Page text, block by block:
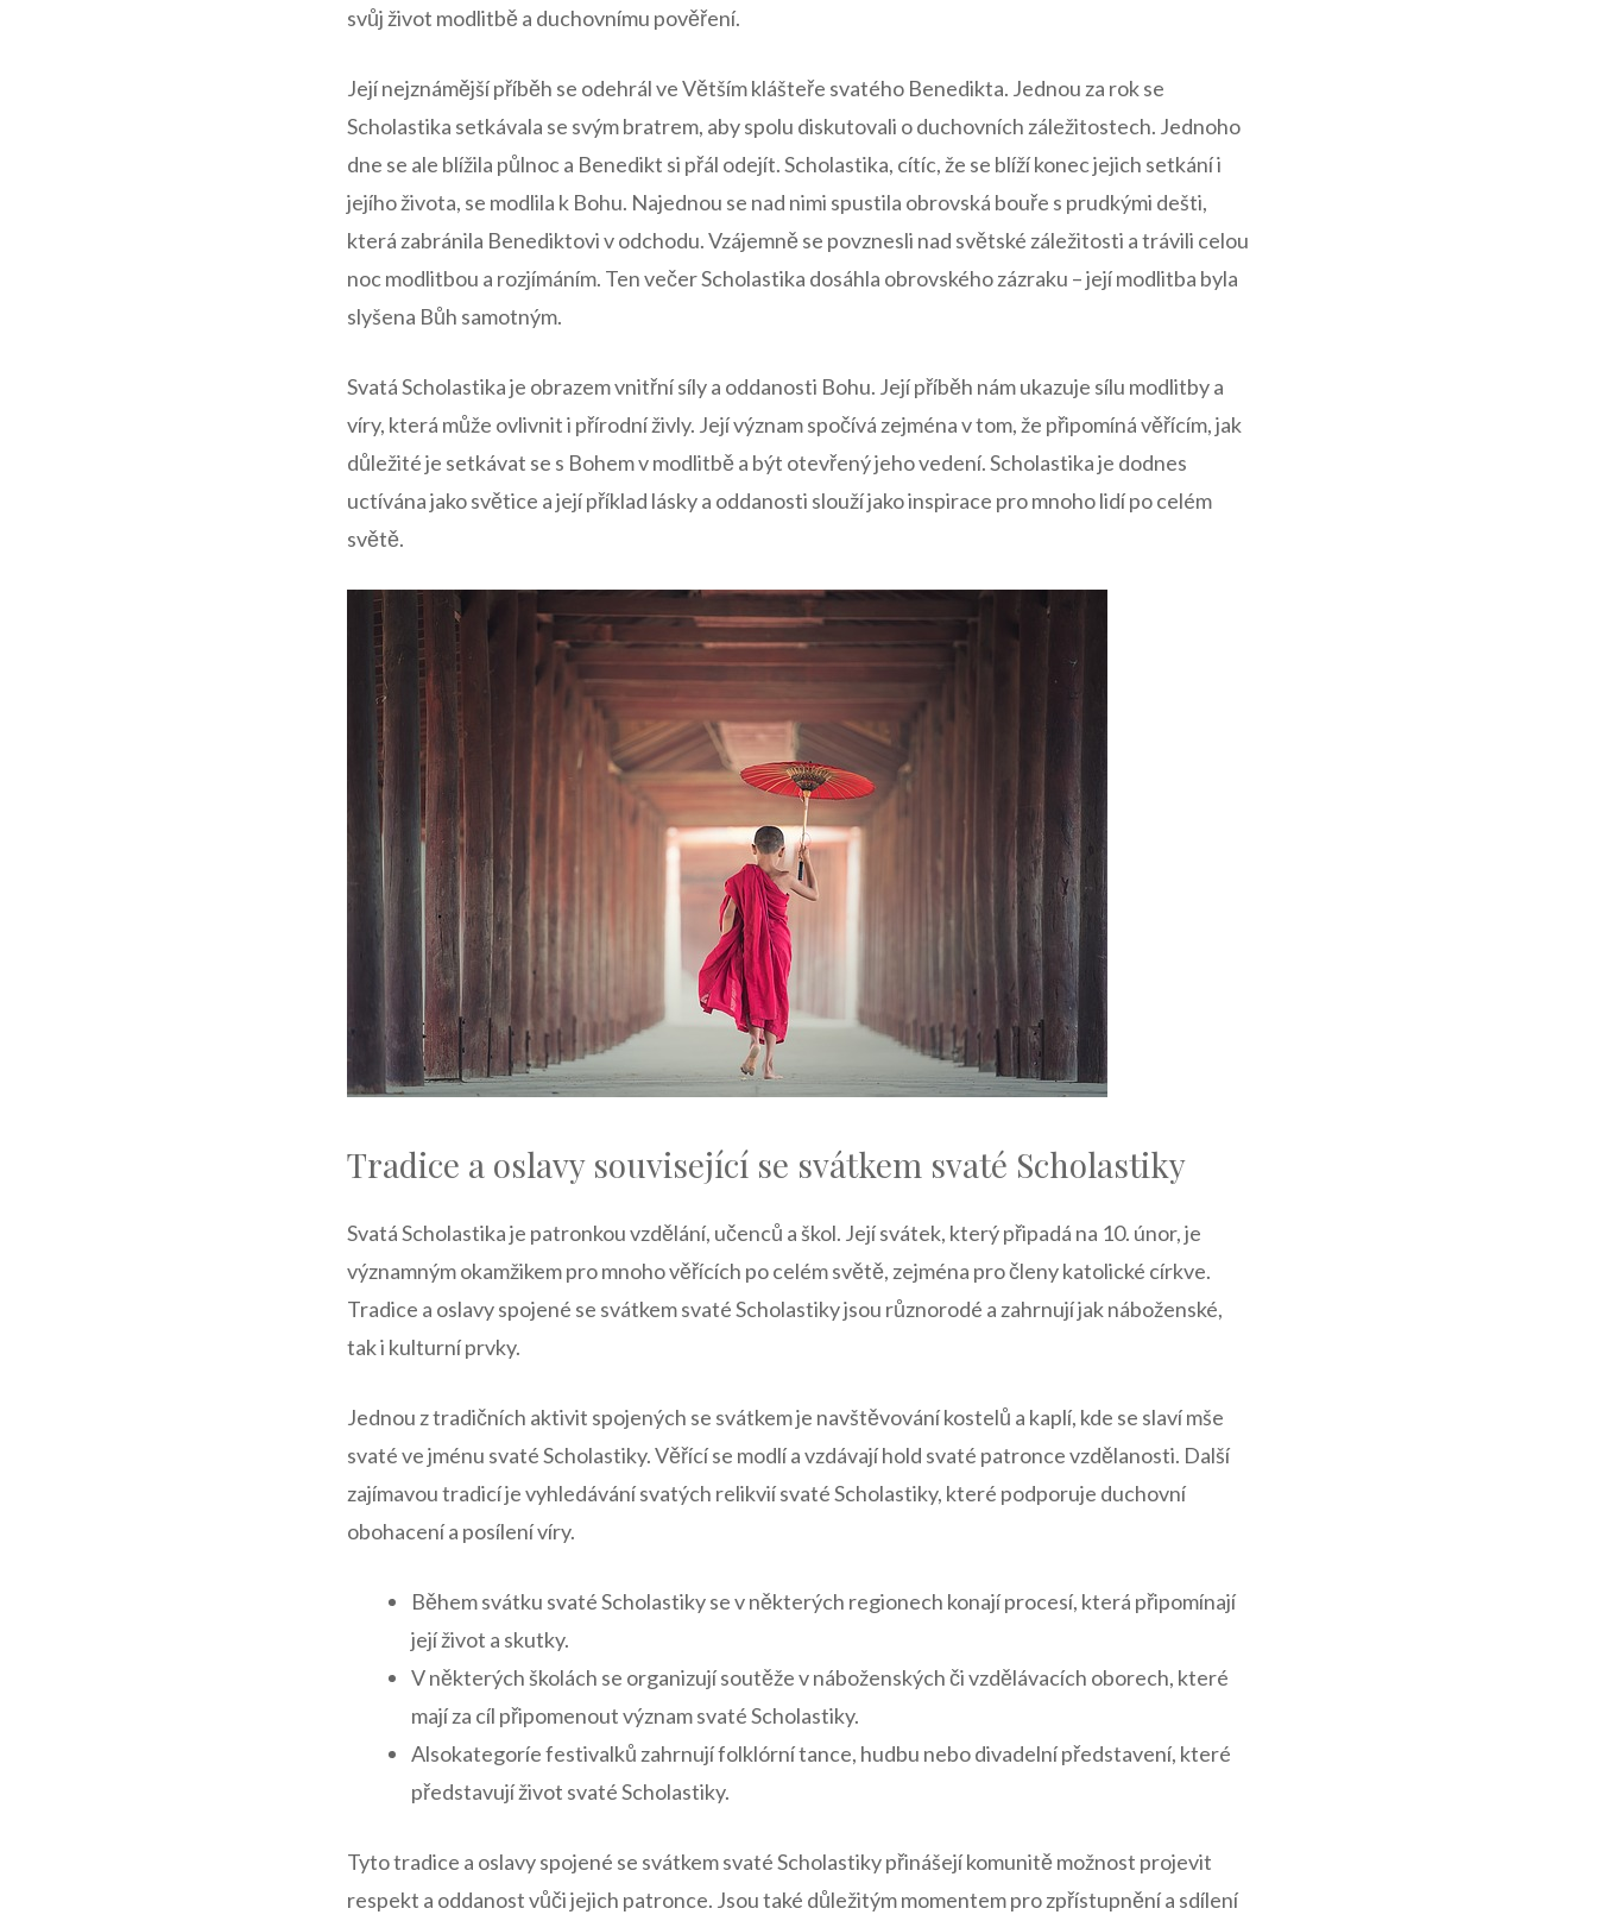
svůj život modlitbě ‍a duchovnímu pověření.
Její nejznámější příběh se odehrál ve Větším klášteře svatého⁢ Benedikta. ⁤Jednou za rok ⁣se
Scholastika ‌setkávala⁣ se‌ svým bratrem, aby spolu diskutovali o duchovních záležitostech. Jednoho
dne​ se​ ale blížila⁤ půlnoc a ​Benedikt si přál​ odejít. Scholastika, cítíc, že se blíží konec ​jejich ⁤setkání i
jejího ⁢života, se modlila k Bohu. Najednou se ⁤nad nimi ‍spustila obrovská ‍bouře s prudkými dešti,
která zabránila Benediktovi v odchodu. Vzájemně se ⁤povznesli nad světské‍ záležitosti a trávili celou
noc modlitbou a rozjímáním. Ten večer ‍Scholastika‍ dosáhla obrovského zázraku – její⁤ modlitba byla
slyšena Bůh‌ samotným.
Svatá Scholastika je obrazem vnitřní síly a​ oddanosti Bohu. Její příběh nám ​ukazuje sílu modlitby a​
víry, která může ovlivnit i přírodní ⁢živly. Její‌ význam spočívá zejména‌ v ‍tom, že připomíná věřícím, jak
důležité je setkávat se​ s Bohem v modlitbě a být ⁤otevřený jeho vedení. Scholastika je dodnes
uctívána jako světice a její příklad lásky a oddanosti ‌slouží ⁢jako inspirace‌ pro mnoho lidí po celém
světě.
Tradice a oslavy související ‍se ⁤svátkem svaté‌ Scholastiky
Svatá⁤ Scholastika⁤ je patronkou‍ vzdělání, učenců a škol. Její svátek, který připadá na 10. únor, je
významným okamžikem pro mnoho věřících​ po celém světě,‍ zejména pro členy katolické​ církve.
Tradice a oslavy spojené se svátkem svaté Scholastiky jsou různorodé ⁢a zahrnují​ jak⁣ náboženské,
tak i kulturní prvky.
Jednou​ z tradičních aktivit spojených se svátkem je navštěvování kostelů a kaplí,⁢ kde se‌ slaví mše
‌svaté ve jménu ‍svaté Scholastiky. Věřící se modlí‌ a vzdávají hold svaté patronce vzdělanosti. ​Další
zajímavou tradicí je vyhledávání svatých ‌relikvií svaté Scholastiky, které podporuje duchovní
obohacení a posílení víry.
Během svátku svaté Scholastiky se v některých regionech konají procesí,‍ která ​připomínají
její život a ‍skutky.
V některých školách se organizují soutěže v náboženských či vzdělávacích oborech, které
⁤mají za cíl připomenout‍ význam svaté Scholastiky.
Alsokategoríe festivalků zahrnují folklórní ‍tance, hudbu nebo divadelní představení, které
⁣představují život⁢ svaté ⁤Scholastiky.
Tyto tradice a ⁤oslavy spojené se svátkem svaté Scholastiky přinášejí komunitě možnost projevit
respekt a oddanost vůči jejich patronce. Jsou⁣ také důležitým momentem ‍pro‌ zpřístupnění a sdílení